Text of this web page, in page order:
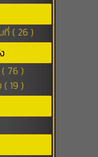
ที่ ( 26 )
76 )
19 )